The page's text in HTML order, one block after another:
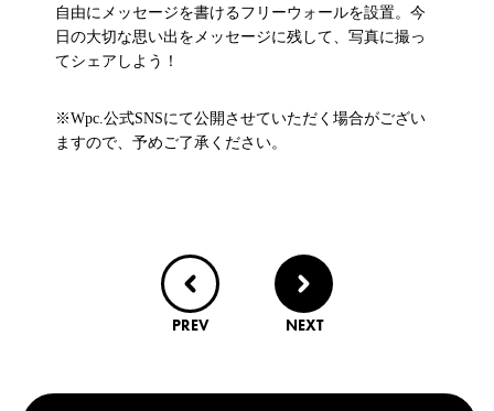
自由にメッセージを書けるフリーウォールを設置。今
日の大切な思い出をメッセージに残して、写真に撮っ
てシェアしよう！
※Wpc.公式SNSにて公開させていただく場合がござい
ますので、予めご了承ください。
PREV NEXT